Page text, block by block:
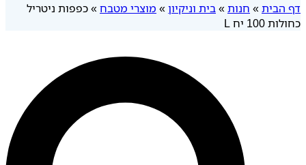
דף הבית»חנות»בית וניקיון»מוצרי מטבח»כפפות ניטריל
כחולות 100 יח L